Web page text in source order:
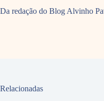
Da redação do Blog Alvinho
Relacionadas